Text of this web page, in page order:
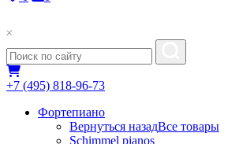
+7 (495) 818-96-73
Фортепиано
Вернуться назадВсе товары
Schimmel pianos